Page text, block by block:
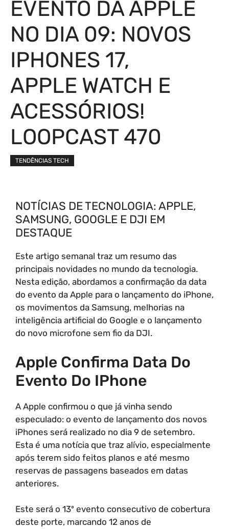
EVENTO DA APPLE
NO DIA 09: NOVOS
IPHONES 17,
APPLE WATCH E
ACESSÓRIOS!
LOOPCAST 470
TENDÊNCIAS TECH
NOTÍCIAS DE TECNOLOGIA: APPLE,
SAMSUNG, GOOGLE E DJI EM
DESTAQUE
Este artigo semanal traz um resumo das
principais novidades no mundo da tecnologia.
Nesta edição, abordamos a confirmação da data
do evento da Apple para o lançamento do iPhone,
os movimentos da Samsung, melhorias na
inteligência artificial do Google e o lançamento
do novo microfone sem fio da DJI.
Apple Confirma Data Do
Evento Do IPhone
A Apple confirmou o que já vinha sendo
especulado: o evento de lançamento dos novos
iPhones será realizado no dia 9 de setembro.
Esta é uma notícia que traz alívio, especialmente
após terem sido feitos planos e até mesmo
reservas de passagens baseados em datas
anteriores.
Este será o 13º evento consecutivo de cobertura
deste porte, marcando 12 anos de